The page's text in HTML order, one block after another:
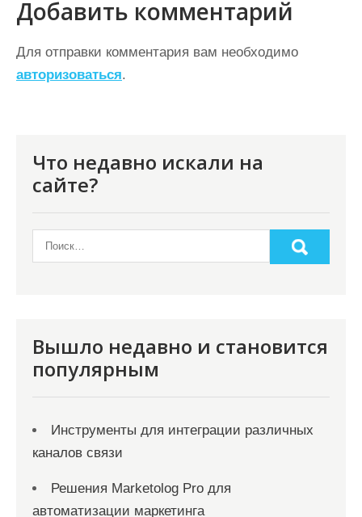
и
г
а
м
Добавить комментарий
Для отправки комментария вам необходимо
авторизоваться.
Что недавно искали на
сайте?
Вышло недавно и становится
популярным
Инструменты для интеграции различных
каналов связи
Решения Marketolog Pro для
автоматизации маркетинга